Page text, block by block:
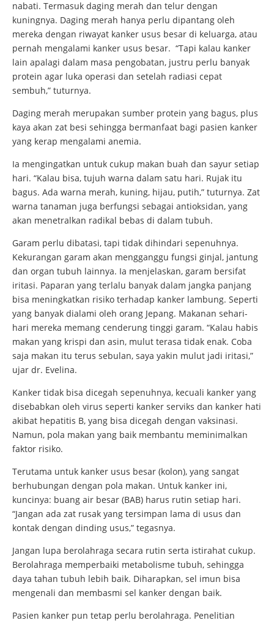
nabati. Termasuk daging merah dan telur dengan
kuningnya. Daging merah hanya perlu dipantang oleh
mereka dengan riwayat kanker usus besar di keluarga, atau
pernah mengalami kanker usus besar. “Tapi kalau kanker
lain apalagi dalam masa pengobatan, justru perlu banyak
protein agar luka operasi dan setelah radiasi cepat
sembuh,” tuturnya.
Daging merah merupakan sumber protein yang bagus, plus
kaya akan zat besi sehingga bermanfaat bagi pasien kanker
yang kerap mengalami anemia.
Ia mengingatkan untuk cukup makan buah dan sayur setiap
hari. “Kalau bisa, tujuh warna dalam satu hari. Rujak itu
bagus. Ada warna merah, kuning, hijau, putih,” tuturnya. Zat
warna tanaman juga berfungsi sebagai antioksidan, yang
akan menetralkan radikal bebas di dalam tubuh.
Garam perlu dibatasi, tapi tidak dihindari sepenuhnya.
Kekurangan garam akan mengganggu fungsi ginjal, jantung
dan organ tubuh lainnya. Ia menjelaskan, garam bersifat
iritasi. Paparan yang terlalu banyak dalam jangka panjang
bisa meningkatkan risiko terhadap kanker lambung. Seperti
yang banyak dialami oleh orang Jepang. Makanan sehari-
hari mereka memang cenderung tinggi garam. “Kalau habis
makan yang krispi dan asin, mulut terasa tidak enak. Coba
saja makan itu terus sebulan, saya yakin mulut jadi iritasi,”
ujar dr. Evelina.
Kanker tidak bisa dicegah sepenuhnya, kecuali kanker yang
disebabkan oleh virus seperti kanker serviks dan kanker hati
akibat hepatitis B, yang bisa dicegah dengan vaksinasi.
Namun, pola makan yang baik membantu meminimalkan
faktor risiko.
Terutama untuk kanker usus besar (kolon), yang sangat
berhubungan dengan pola makan. Untuk kanker ini,
kuncinya: buang air besar (BAB) harus rutin setiap hari.
“Jangan ada zat rusak yang tersimpan lama di usus dan
kontak dengan dinding usus,” tegasnya.
Jangan lupa berolahraga secara rutin serta istirahat cukup.
Berolahraga memperbaiki metabolisme tubuh, sehingga
daya tahan tubuh lebih baik. Diharapkan, sel imun bisa
mengenali dan membasmi sel kanker dengan baik.
Pasien kanker pun tetap perlu berolahraga. Penelitian